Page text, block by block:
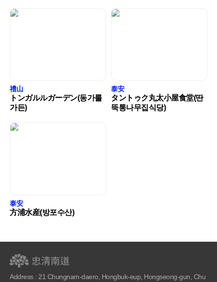
禮山
トンガルルガーデン(동가룰
가든)
泰安
タントゥク丸太小屋食堂(딴
뚝통나무집식당)
泰安
方浦水産(방포수산)
Address : 21 Chungnam-daero, Hongbuk-eup, Hongseong-gun, Chu